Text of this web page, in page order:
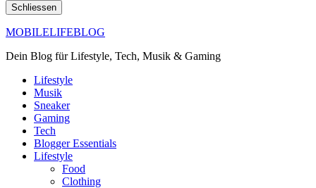
Schliessen
MOBILELIFEBLOG
Dein Blog für Lifestyle, Tech, Musik & Gaming
Lifestyle
Musik
Sneaker
Gaming
Tech
Blogger Essentials
Lifestyle
Food
Clothing